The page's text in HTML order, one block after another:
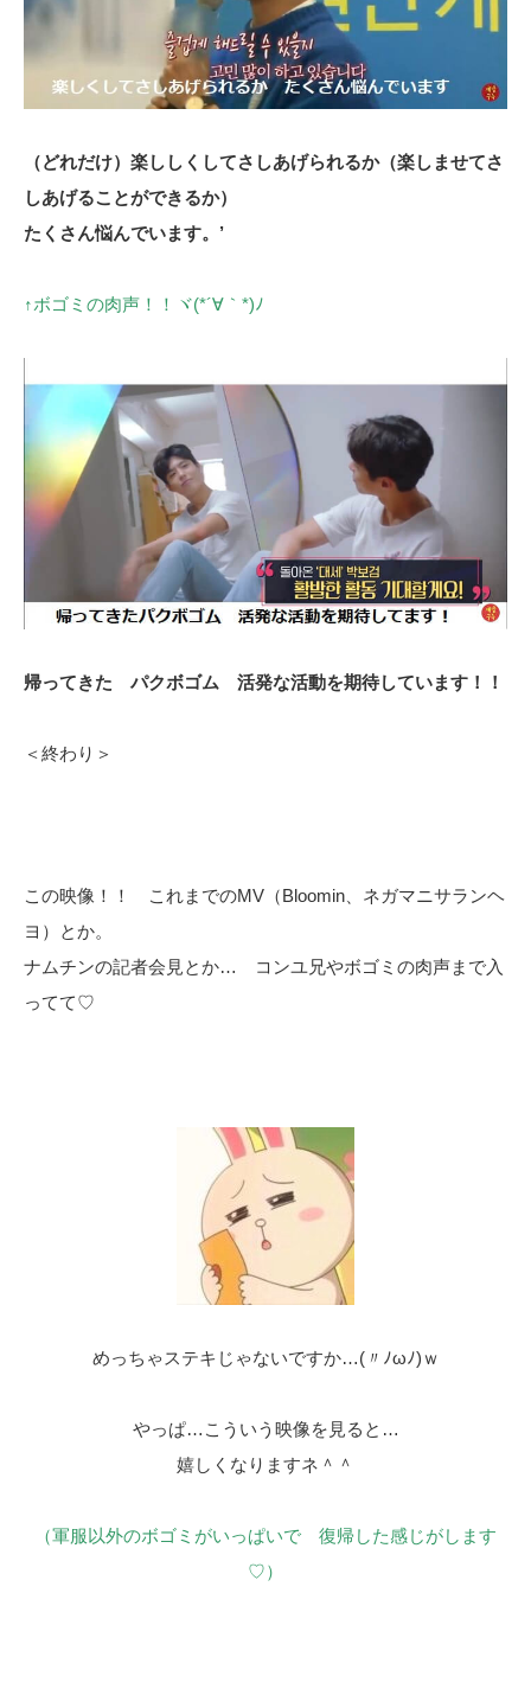
（どれだけ）楽ししくしてさしあげられるか（楽しませてさ
しあげることができるか）
たくさん悩んでいます。’
↑ボゴミの肉声！！ヾ(*´∀｀*)ﾉ
帰ってきた パクボゴム 活発な活動を期待しています！！
＜終わり＞
この映像！！ これまでのMV（Bloomin、ネガマニサランヘ
ヨ）とか。
ナムチンの記者会見とか… コンユ兄やボゴミの肉声まで入
ってて♡
めっちゃステキじゃないですか…(〃ﾉωﾉ)ｗ
やっぱ…こういう映像を見ると…
嬉しくなりますネ＾＾
（軍服以外のボゴミがいっぱいで 復帰した感じがします
♡）